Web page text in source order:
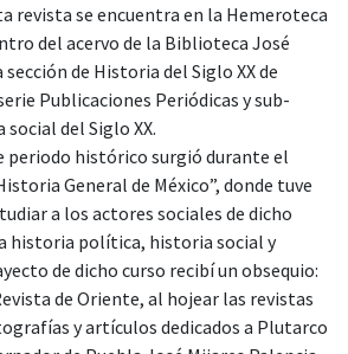
revista se encuentra en la Hemeroteca
del acervo de la Biblioteca José
de Historia del Siglo XX de
Publicaciones Periódicas y sub-
del Siglo XX.
periodo histórico surgió durante el
General de México”, donde tuve
a los actores sociales de dicho
historia política, historia social y
de dicho curso recibí un obsequio:
de Oriente, al hojear las revistas
y artículos dedicados a Plutarco